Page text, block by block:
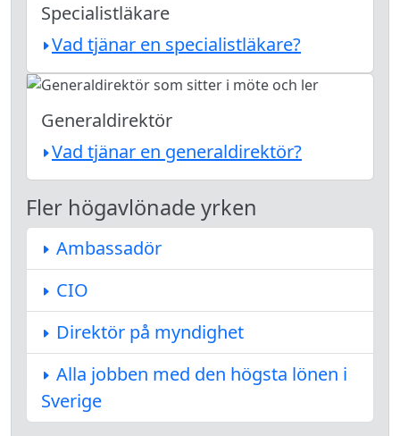
Specialistläkare
Vad tjänar en specialistläkare?
Generaldirektör
Vad tjänar en generaldirektör?
Fler högavlönade yrken
Ambassadör
CIO
Direktör på myndighet
Alla jobben med den högsta lönen i
Sverige